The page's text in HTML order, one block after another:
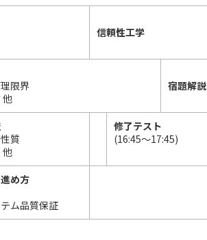
信頼性工学
限界
他
宿題解説
質
他
修了テスト
(16:45～17:45)
め方
ム品質保証